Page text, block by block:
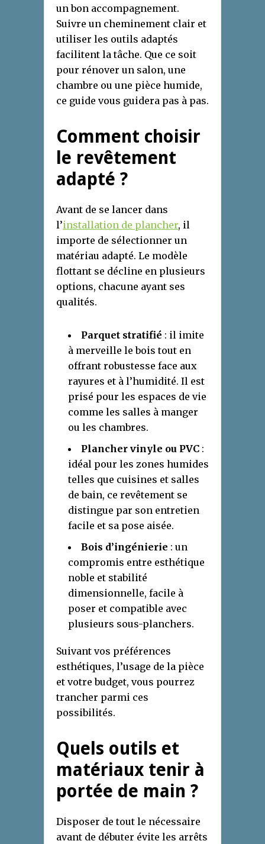
un bon accompagnement.
Suivre un cheminement clair et
utiliser les outils adaptés
facilitent la tâche. Que ce soit
pour rénover un salon, une
chambre ou une pièce humide,
ce guide vous guidera pas à pas.
Comment choisir
le revêtement
adapté ?
Avant de se lancer dans
l’installation de plancher, il
importe de sélectionner un
matériau adapté. Le modèle
flottant se décline en plusieurs
options, chacune ayant ses
qualités.
Parquet stratifié : il imite
à merveille le bois tout en
offrant robustesse face aux
rayures et à l’humidité. Il est
prisé pour les espaces de vie
comme les salles à manger
ou les chambres.
Plancher vinyle ou PVC :
idéal pour les zones humides
telles que cuisines et salles
de bain, ce revêtement se
distingue par son entretien
facile et sa pose aisée.
Bois d’ingénierie : un
compromis entre esthétique
noble et stabilité
dimensionnelle, facile à
poser et compatible avec
plusieurs sous-planchers.
Suivant vos préférences
esthétiques, l’usage de la pièce
et votre budget, vous pourrez
trancher parmi ces
possibilités.
Quels outils et
matériaux tenir à
portée de main ?
Disposer de tout le nécessaire
avant de débuter évite les arrêts